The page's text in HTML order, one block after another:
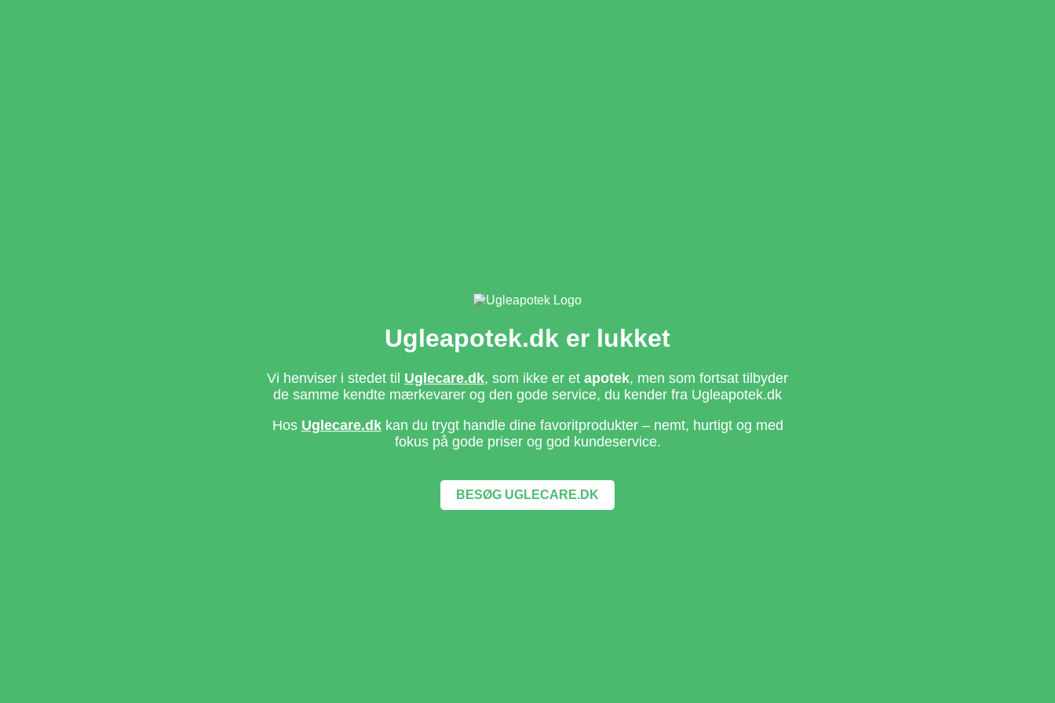
Ugleapotek.dk er lukket
Vi henviser i stedet til Uglecare.dk, som ikke er et apotek, men som fortsat tilbyder
de samme kendte mærkevarer og den gode service, du kender fra Ugleapotek.dk
Hos Uglecare.dkkan du trygt handle dine favoritprodukter – nemt, hurtigt og med
fokus på gode priser og god kundeservice.
BESØG UGLECARE.DK